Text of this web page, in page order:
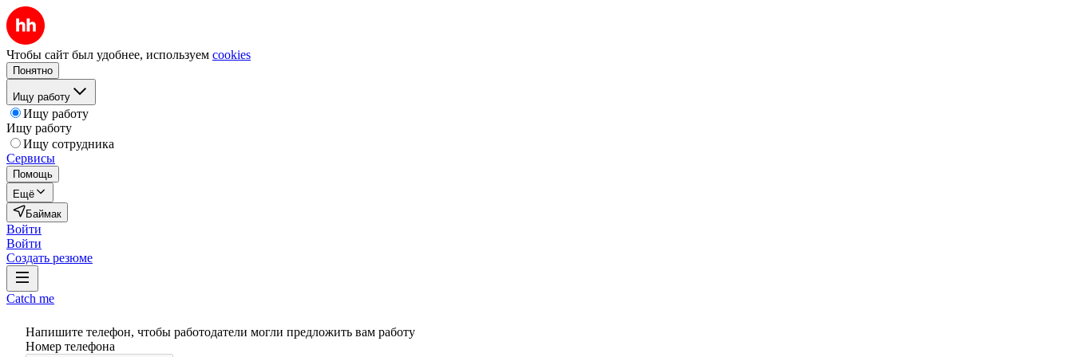
Чтобы сайт был удобнее, используем cookies
Понятно
Ищу работу
Ищу работу
Ищу работу
Ищу сотрудника
Сервисы
Помощь
Ещё
Баймак
Войти
Войти
Создать резюме
Catch me
Напишите телефон, чтобы работодатели могли предложить вам работу
Номер телефона